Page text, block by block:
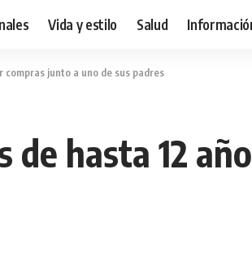
Vida y estilo Salud
compras junto a uno de sus padres
hasta 12